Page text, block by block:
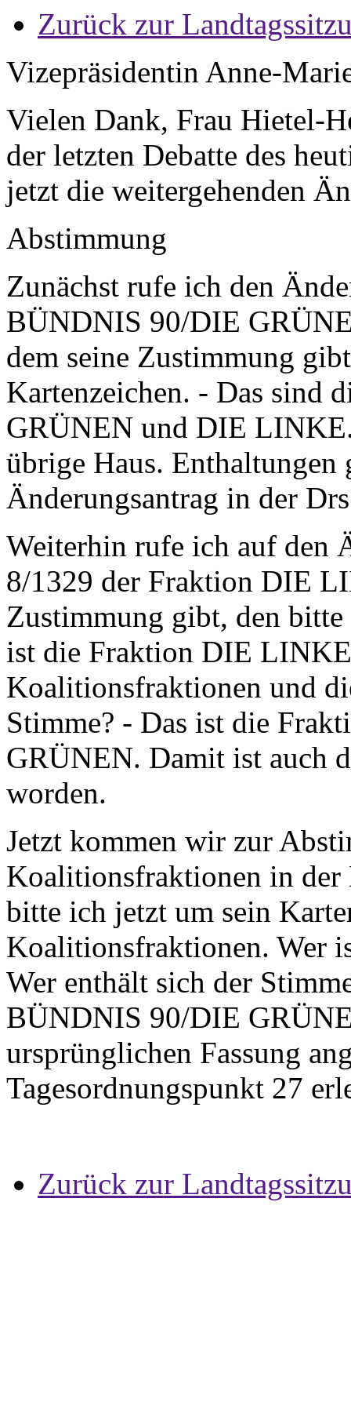
Zurück zur
Vizepräsidentin Anne-
Vielen Dank, Frau Hietel-
der letzten Debatte des
jetzt die weitergehenden
Abstimmung
Zunächst rufe ich den
BÜNDNIS 90/DIE
dem seine Zustimmung
Kartenzeichen. - Das sind
GRÜNEN und DIE LINKE.
übrige Haus.
Änderungsantrag in der
Weiterhin rufe ich auf den
8/1329 der Fraktion DIE
Zustimmung gibt, den
ist die Fraktion DIE
Koalitionsfraktionen und
Stimme? - Das ist die
GRÜNEN. Damit ist auch
worden.
Jetzt kommen wir zur
Koalitionsfraktionen in der
bitte ich jetzt um sein
Koalitionsfraktionen. Wer
Wer enthält sich der
BÜNDNIS 90/DIE
ursprünglichen Fassung
Tagesordnungspunkt 27
Zurück zur